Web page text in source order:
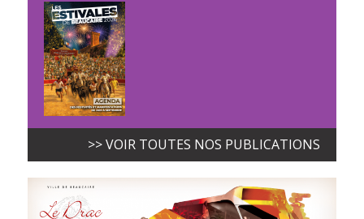
>> VOIR TOUTES NOS PUBLICATIONS